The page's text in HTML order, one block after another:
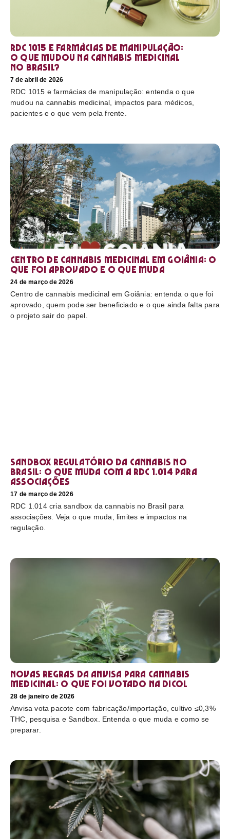
RDC 1015 e farmácias de manipulação:
o que mudou na cannabis medicinal
no Brasil?
7 de abril de 2026
RDC 1015 e farmácias de manipulação: entenda o que
mudou na cannabis medicinal, impactos para médicos,
pacientes e o que vem pela frente.
Centro de cannabis medicinal em Goiânia: o
que foi aprovado e o que muda
24 de março de 2026
Centro de cannabis medicinal em Goiânia: entenda o que foi
aprovado, quem pode ser beneficiado e o que ainda falta para
o projeto sair do papel.
Sandbox regulatório da cannabis no
Brasil: o que muda com a RDC 1.014 para
associações
17 de março de 2026
RDC 1.014 cria sandbox da cannabis no Brasil para
associações. Veja o que muda, limites e impactos na
regulação.
Novas regras da Anvisa para cannabis
medicinal: o que foi votado na Dicol
28 de janeiro de 2026
Anvisa vota pacote com fabricação/importação, cultivo ≤0,3%
THC, pesquisa e Sandbox. Entenda o que muda e como se
preparar.